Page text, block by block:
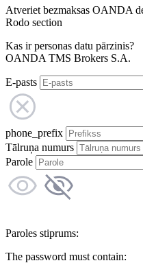
Atveriet bezmaksas OANDA
Rodo section
Kas ir personas datu pārzinis?
OANDA TMS Brokers S.A.
E-pasts
phone_prefix
Tālruņa numurs
Parole
Paroles stiprums:
The password must contain: